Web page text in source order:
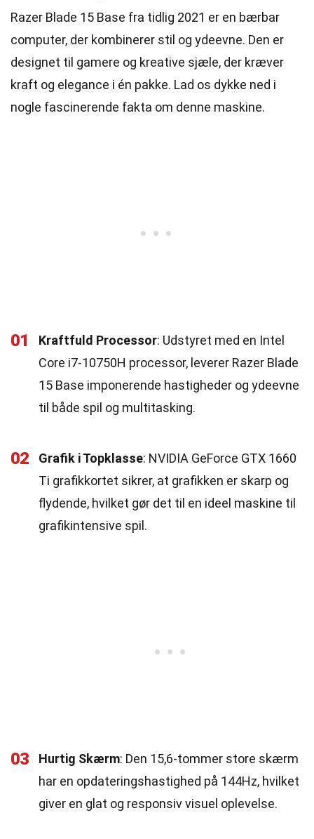
Razer Blade 15 Base fra tidlig 2021 er en bærbar
computer, der kombinerer stil og ydeevne. Den er
designet til gamere og kreative sjæle, der kræver
kraft og elegance i én pakke. Lad os dykke ned i
nogle fascinerende fakta om denne maskine.
01 Kraftfuld Processor: Udstyret med en Intel
Core i7-10750H processor, leverer Razer Blade
15 Base imponerende hastigheder og ydeevne
til både spil og multitasking.
02 Grafik i Topklasse: NVIDIA GeForce GTX 1660
Ti grafikkortet sikrer, at grafikken er skarp og
flydende, hvilket gør det til en ideel maskine til
grafikintensive spil.
03 Hurtig Skærm: Den 15,6-tommer store skærm
har en opdateringshastighed på 144Hz, hvilket
giver en glat og responsiv visuel oplevelse.